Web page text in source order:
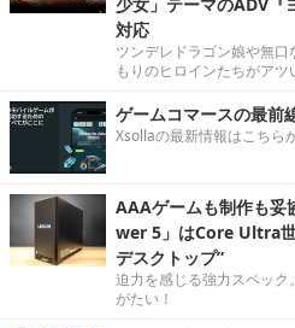
対応
ツンデレドラゴン娘や無
もりのヒロインたちがアツ
ゲームコマースの最前
Xsollaの最新情報はこちら
AAAゲームも制作も
wer 5」はCore Ultra
デスクトップ”
迫力を感じる強力スペック
がたい！